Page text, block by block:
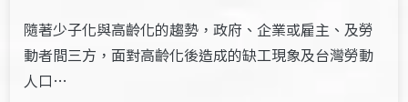
隨著少子化與高齡化的趨勢，政府、企業或雇主、及勞
動者間三方，面對高齡化後造成的缺工現象及台灣勞動
人口…